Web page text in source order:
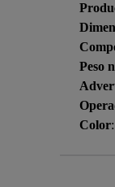
Peso
Color